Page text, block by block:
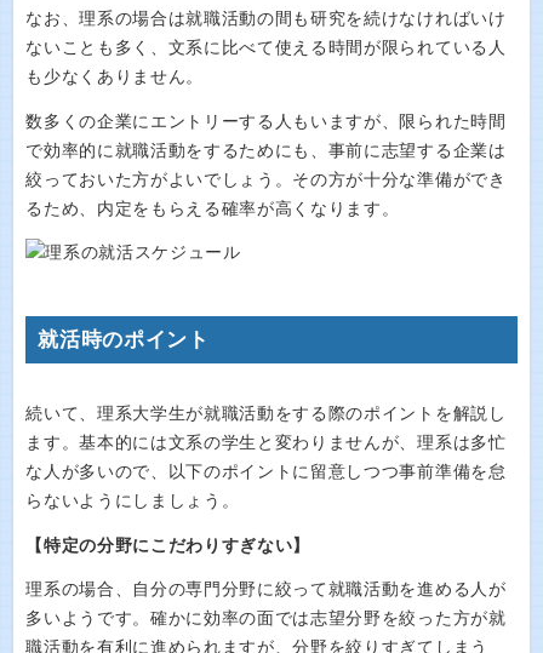
なお、理系の場合は就職活動の間も研究を続けなければいけ
ないことも多く、文系に比べて使える時間が限られている人
も少なくありません。
数多くの企業にエントリーする人もいますが、限られた時間
で効率的に就職活動をするためにも、事前に志望する企業は
絞っておいた方がよいでしょう。その方が十分な準備ができ
るため、内定をもらえる確率が高くなります。
就活時のポイント
続いて、理系大学生が就職活動をする際のポイントを解説し
ます。基本的には文系の学生と変わりませんが、理系は多忙
な人が多いので、以下のポイントに留意しつつ事前準備を怠
らないようにしましょう。
【特定の分野にこだわりすぎない】
理系の場合、自分の専門分野に絞って就職活動を進める人が
多いようです。確かに効率の面では志望分野を絞った方が就
職活動を有利に進められますが、分野を絞りすぎてしまう